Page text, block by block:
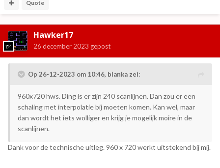
Quote
Hawker17
26 december 2023 gepost
Op 26-12-2023 om 10:46, blanka zei:
960x720 hws. Ding is er zijn 240 scanlijnen. Dan zou er een
schaling met interpolatie bij moeten komen. Kan wel, maar
dan wordt het iets wolliger en krijg je mogelijk moire in de
scanlijnen.
Dank voor de technische uitleg. 960 x 720 werkt uitstekend bij mij.